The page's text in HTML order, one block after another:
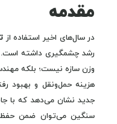
مقدمه
در سال‌های اخیر استفاده از
رشد چشمگیری داشته است.
وزن سازه نیست؛ بلکه
هزینه حمل‌ونقل و بهبود
جدید نشان می‌دهد که با
سنگین می‌توان ضمن حفظ